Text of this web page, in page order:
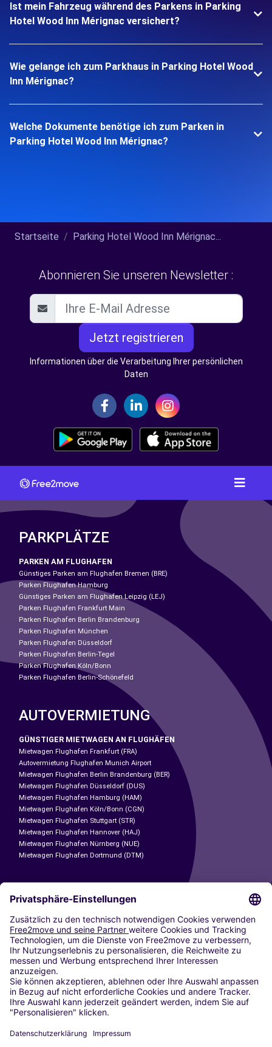
Ist mein Fahrzeug während des Parkens in Parking
Hotel Wood Inn Mérignac versichert?
Wie gelange ich zum Parkhaus in Parking Hotel Wood
Inn Mérignac?
Welche Dokumente benötige ich zum Parken in
Parking Hotel Wood Inn Mérignac?
Startseite Parking Hotel Wood Inn Mérignac...
Abonnieren Sie unseren Newsletter :
Jetzt registrieren
Informationen über die Verarbeitung Ihrer persönlichen
Daten
PARKPLÄTZE
PARKEN AM FLUGHAFEN
Günstiges Parken am Flughafen Bremen (BRE)
Parken Flughafen Hamburg
Günstiges Parken am Flughafen Leipzig (LEJ)
Parken Flughafen Frankfurt Main
Parken Flughafen Berlin Brandenburg
Parken Flughafen München
Parken Flughafen Düsseldorf
Parken Flughafen Berlin-Tegel
Parken Flughafen Köln/Bonn
Parken Flughafen Berlin-Schönefeld
AUTOVERMIETUNG
GÜNSTIGER MIETWAGEN AN FLUGHÄFEN
Mietwagen Flughafen Frankfurt (FRA)
Autovermietung Flughafen Munich Airport
Mietwagen Flughafen Berlin Brandenburg (BER)
Mietwagen Flughafen Düsseldorf (DUS)
Mietwagen Flughafen Hamburg (HAM)
Mietwagen Flughafen Köln/Bonn (CGN)
Mietwagen Flughafen Stuttgart (STR)
Mietwagen Flughafen Hannover (HAJ)
Mietwagen Flughafen Nürnberg (NUE)
Mietwagen Flughafen Dortmund (DTM)
CARSHARING
UNSERE STÄDTE
Paris
Madrid
Washington DC
Mailand
Rom
Turin
Wien
Berlin
Düsseldorf